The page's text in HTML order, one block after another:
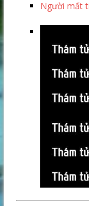
Người mất